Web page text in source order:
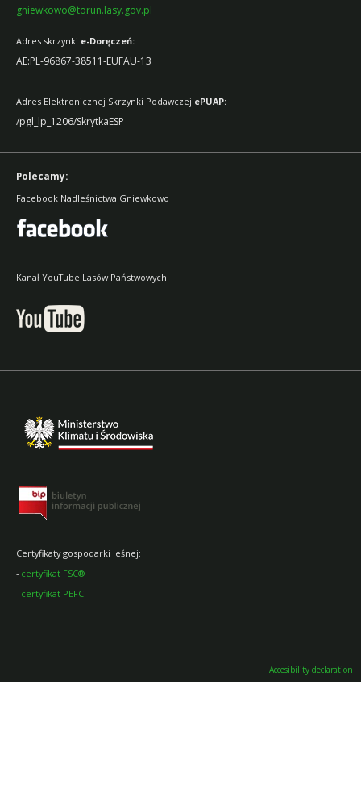
gniewkowo@torun.lasy.gov.pl
Adres skrzynki e-Doręczeń:
AE:PL-96867-38511-EUFAU-13
Adres Elektronicznej Skrzynki Podawczej ePUAP:
/pgl_lp_1206/SkrytkaESP
Polecamy:
Facebook Nadleśnictwa Gniewkowo
Kanał YouTube Lasów Państwowych
Certyfikaty gospodarki leśnej:
- certyfikat FSC®
- certyfikat PEFC
Accesibility declaration